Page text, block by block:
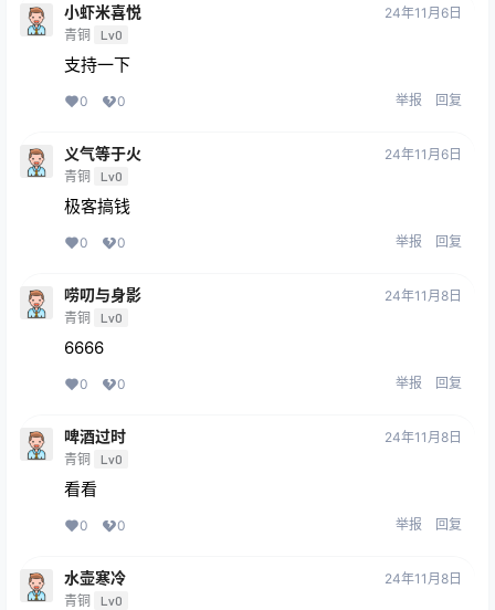
小虾米喜悦
青铜 Lv0
24年11月6日
支持一下
0 0 举报 回复
义气等于火
青铜 Lv0
24年11月6日
极客搞钱
0 0 举报 回复
唠叨与身影
青铜 Lv0
24年11月8日
6666
0 0 举报 回复
啤酒过时
青铜 Lv0
24年11月8日
看看
0 0 举报 回复
水壶寒冷
青铜 Lv0
24年11月8日